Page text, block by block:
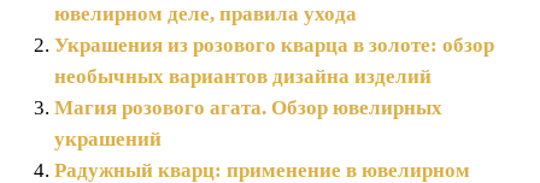
ювелирном деле, правила ухода
Украшения из розового кварца в золоте: обзор
необычных вариантов дизайна изделий
Магия розового агата. Обзор ювелирных
украшений
Радужный кварц: применение в ювелирном